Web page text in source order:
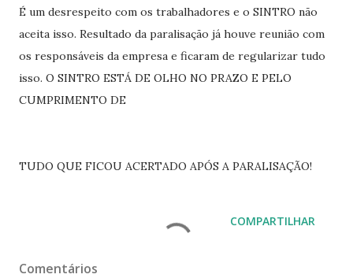
É um desrespeito com os trabalhadores e o SINTRO não
aceita isso. Resultado da paralisação já houve reunião com
os responsáveis da empresa e ficaram de regularizar tudo
isso. O SINTRO ESTÁ DE OLHO NO PRAZO E PELO
CUMPRIMENTO DE
TUDO QUE FICOU ACERTADO APÓS A PARALISAÇÃO!
COMPARTILHAR
Comentários